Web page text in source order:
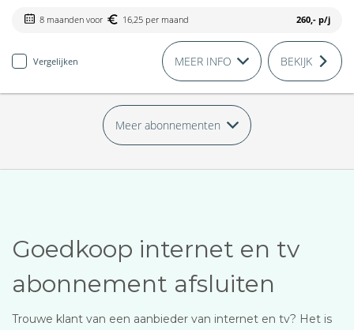
8 maanden voor 16,25 per maand 260,- p/j
Vergelijken MEER INFO BEKIJK
Meer abonnementen
Goedkoop internet en tv
abonnement afsluiten
Trouwe klant van een aanbieder van internet en tv? Het is